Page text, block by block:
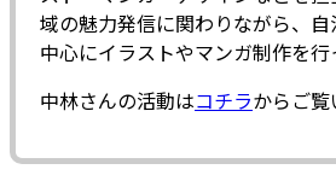
域の魅力発信に関わりながら、
中心にイラストやマンガ制作を行
中林さんの活動はコチラからご覧